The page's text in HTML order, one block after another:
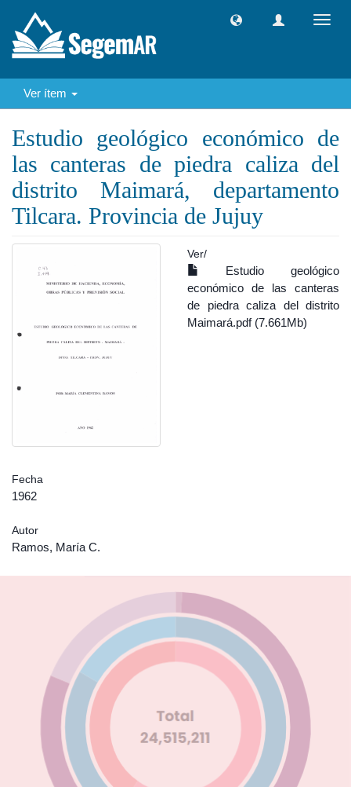
Ver ítem
Estudio geológico económico de
las canteras de piedra caliza del
distrito Maimará, departamento
Tilcara. Provincia de Jujuy
Ver/
Estudio geológico
económico de las canteras
de piedra caliza del distrito
Maimará.pdf (7.661Mb)
Fecha
1962
Autor
Ramos, María C.